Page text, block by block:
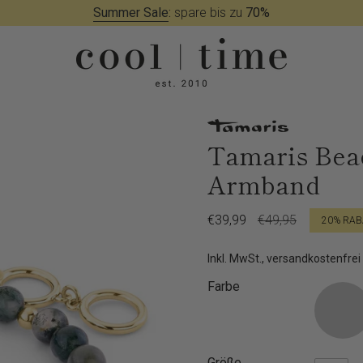
Summer Sale: spare bis zu 70%
Tamaris
Armband
Verkaufspreis
€39,99
Regulärer
€49,95 20%
Inkl. MwSt., versandkostenfrei
Farbe